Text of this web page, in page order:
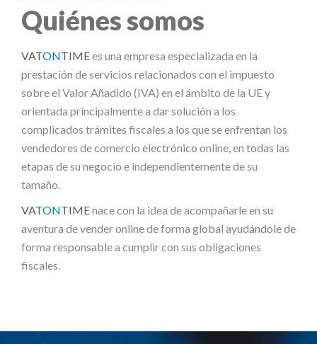
Quiénes somos
VATONTIMEes una empresa especializada en la
prestación de servicios relacionados con el impuesto
sobre el Valor Añadido (IVA) en el ámbito de la UE y
orientada principalmente a dar solución a los
complicados trámites fiscales a los que se enfrentan los
vendedores de comercio electrónico online, en todas las
etapas de su negocio e independientemente de su
tamaño.
VATONTIMEnace con la idea de acompañarle en su
aventura de vender online de forma global ayudándole de
forma responsable a cumplir con sus obligaciones
fiscales.